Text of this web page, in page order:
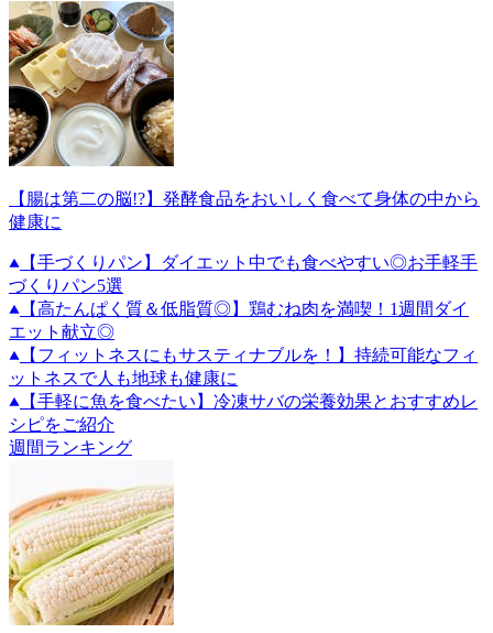
【腸は第二の脳!?】発酵食品をおいしく食べて身体の中から
健康に
【手づくりパン】ダイエット中でも食べやすい◎お手軽手
づくりパン5選
【高たんぱく質＆低脂質◎】鶏むね肉を満喫！1週間ダイ
エット献立◎
【フィットネスにもサスティナブルを！】持続可能なフィ
ットネスで人も地球も健康に
【手軽に魚を食べたい】冷凍サバの栄養効果とおすすめレ
シピをご紹介
週間ランキング